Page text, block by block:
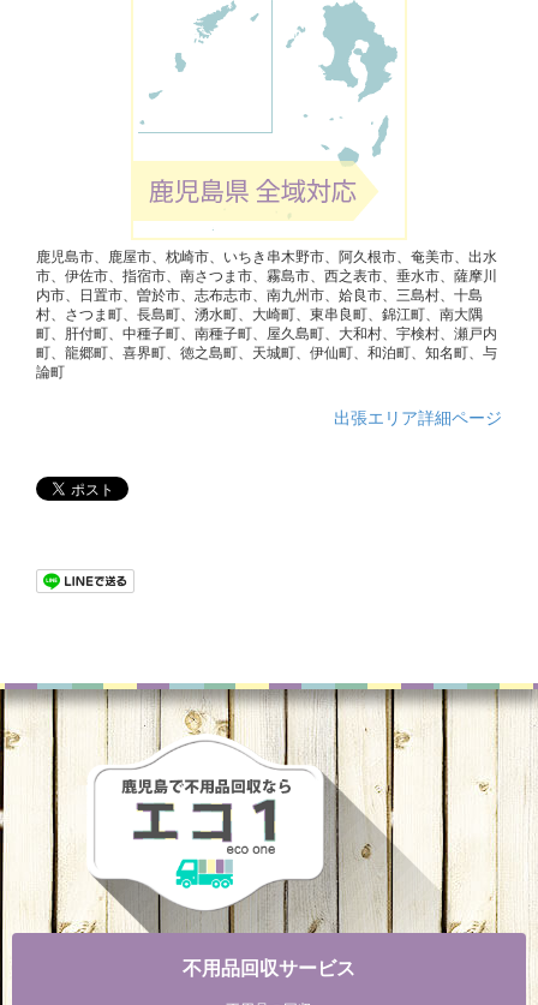
鹿児島市、鹿屋市、枕崎市、いちき串木野市、阿久根市、奄美市、出水
市、伊佐市、指宿市、南さつま市、霧島市、西之表市、垂水市、薩摩川
内市、日置市、曽於市、志布志市、南九州市、姶良市、三島村、十島
村、さつま町、長島町、湧水町、大崎町、東串良町、錦江町、南大隅
町、肝付町、中種子町、南種子町、屋久島町、大和村、宇検村、瀬戸内
町、龍郷町、喜界町、徳之島町、天城町、伊仙町、和泊町、知名町、与
論町
出張エリア詳細ページ
不用品回収サービス